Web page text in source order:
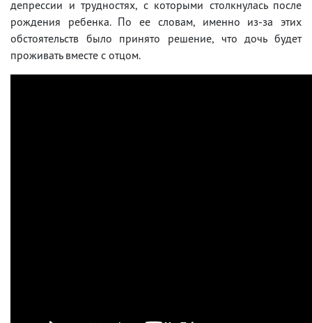
депрессии и трудностях, с которыми столкнулась после
рождения ребенка. По ее словам, именно из-за этих
обстоятельств было принято решение, что дочь будет
проживать вместе с отцом.